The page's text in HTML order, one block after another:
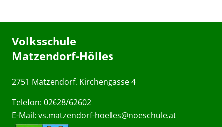
Volksschule
Matzendorf-Hölles
2751 Matzendorf, Kirchengasse 4
Telefon: 02628/62602
E-Mail: vs.matzendorf-hoelles@noeschule.at